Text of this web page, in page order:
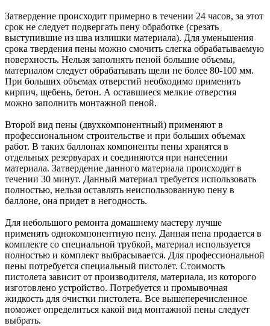
Затвердение происходит примерно в течении 24 часов, за этот
срок не следует подвергать пену обработке (срезать
выступившие из шва излишки материала). Для уменьшения
срока твердения пены можно смочить слегка обрабатываемую
поверхность. Нельзя заполнять пеной большие объемы,
материалом следует обрабатывать щели не более 80-100 мм.
При больших объемах отверстий необходимо применить
кирпич, щебень, бетон. А оставшиеся мелкие отверстия
можно заполнить монтажной пеной.
Второй вид пены (двухкомпонентный) применяют в
профессиональном строительстве и при больших объемах
работ. В таких баллонах компоненты пены хранятся в
отдельных резервуарах и соединяются при нанесении
материала. Затвердение данного материала происходит в
течении 30 минут. Данный материал требуется использовать
полностью, нельзя оставлять неиспользованную пену в
баллоне, она придет в негодность.
Для небольшого ремонта домашнему мастеру лучше
применять однокомпонентную пену. Данная пена продается в
комплекте со специальной трубкой, материал используется
полностью и комплект выбрасывается. Для профессиональной
пены потребуется специальный пистолет. Стоимость
пистолета зависит от производителя, материала, из которого
изготовлено устройство. Потребуется и промывочная
жидкость для очистки пистолета. Все вышеперечисленное
поможет определиться какой вид монтажной пены следует
выбрать.